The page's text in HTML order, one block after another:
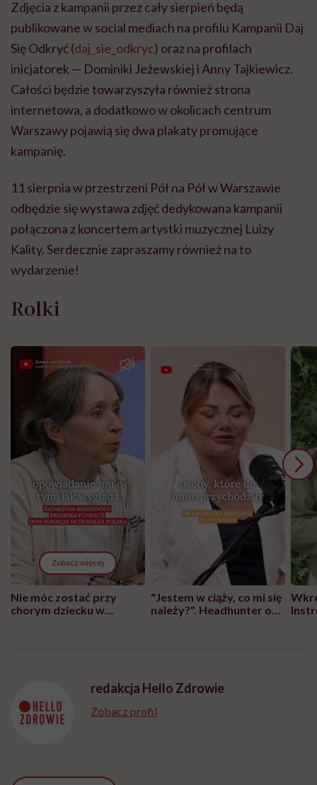
Zdjęcia z kampanii przez cały sierpień będą
publikowane w social mediach na profilu Kampanii Daj
Się Odkryć (daj_sie_odkryc) oraz na profilach
inicjatorek — Dominiki Jeżewskiej i Anny Tajkiewicz.
Całości będzie towarzyszyła również strona
internetowa, a dodatkowo w okolicach centrum
Warszawy pojawią się dwa plakaty promujące
kampanię.
11 sierpnia w przestrzeni Pół na Pół w Warszawie
odbędzie się wystawa zdjęć dedykowana kampanii
połączona z koncertem artystki muzycznej Luizy
Kality. Serdecznie zapraszamy również na to
wydarzenie!
Rolki
Zobacz więcej
Nie móc zostać przy
chorym dziecku w
"Jestem w ciąży, co mi się
należy?". Headhunter o
redakcja Hello Zdrowie
Zobacz profil